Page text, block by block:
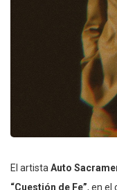
El artistaAuto
“Cuestión de Fe”, en el